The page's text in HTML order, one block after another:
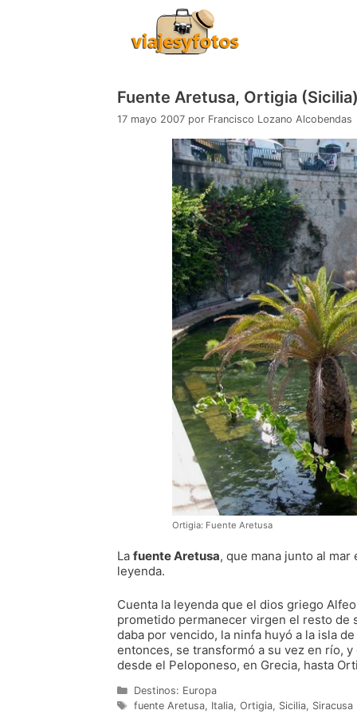
Fuente Aretusa, Ortigia
17 mayo 2007 por Francisco Lozano Alcobendas
Ortigia: Fuente Aretusa
La fuente Aretusa, que mana junto al
leyenda.
Cuenta la leyenda que el dios griego
prometido permanecer virgen el resto de
daba por vencido, la ninfa huyó a la isla
entonces, se transformó a su vez en río,
desde el Peloponeso, en Grecia, hasta
Categorías
Destinos: Europa
Etiquetas
fuente Aretusa, Italia, Ortigia, Sicilia, Siracusa